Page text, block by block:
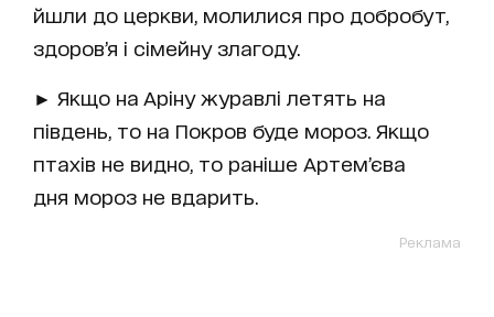
йшли до церкви, молилися про добробут,
здоров’я і сімейну злагоду.
► Якщо на Аріну журавлі летять на
південь, то на Покров буде мороз. Якщо
птахів не видно, то раніше Артем’єва
дня мороз не вдарить.
Реклама